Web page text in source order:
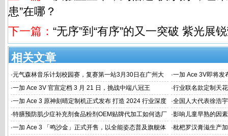
患”在哪？
下一篇： “无序”到“有序”的又一突破 紫光展
相关文章
·元气森林音乐计划校园赛，复赛第一站3月30日在广州大
学唱响
·一加 Ace 3V即将发
·一加 Ace 3V 官宣定档 3 月 21 日，挑战中端八冠王 ·行业联名款定制天
火速告罄
·一加 Ace 3 原神刻晴定制机正式发布 打造 2024 行业深度
定制新标杆
·全国人大代表徐浩
国建设
·特膳预防肌少症补充剂食品粉剂OEM贴牌代加工如何选厂
家
·影响儿童早熟的因
代工厂
·一加 Ace 3 「鸣沙金」正式开售，以全能姿态普及旗舰体
·枇杷罗汉膏滋生产